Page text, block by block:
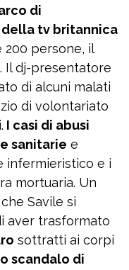
di
della tv britannica
persone, il
Il dj-presentatore
di alcuni malati
di volontariato
I casi di abusi
sanitarie e
infermieristico e i
mortuaria. Un
Savile si
aver trasformato
sottratti ai corpi
scandalo di